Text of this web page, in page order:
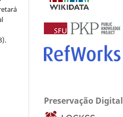
Preservação Digital